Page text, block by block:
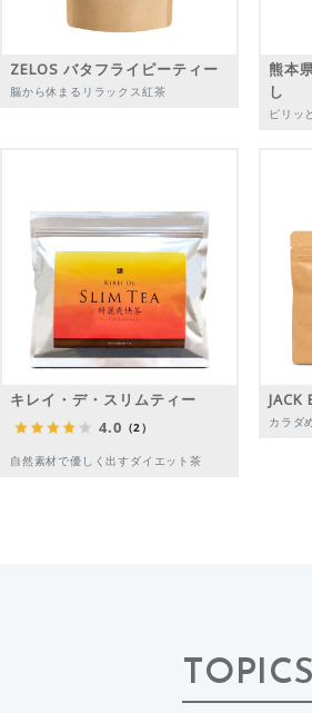
ZELOS バタフライピーティー
脳から休まるリラックス紅茶
熊本
し
ピリッ
キレイ・デ・スリムティー
4.0 （2）
自然素材で優しく出すダイエット茶
JACK
カラダ
TOPICS